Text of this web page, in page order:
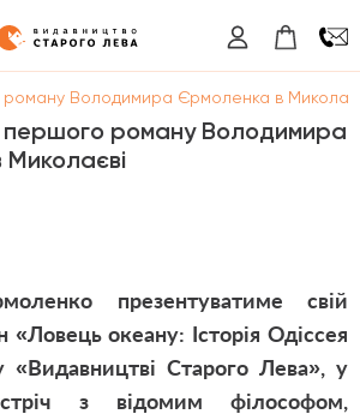
роману Володимира Єрмоленка в
першого роману Володимира
презентуватиме свій
«Ловець океану: Історія Одіссея
Старого Лева», у
з відомим філософом,